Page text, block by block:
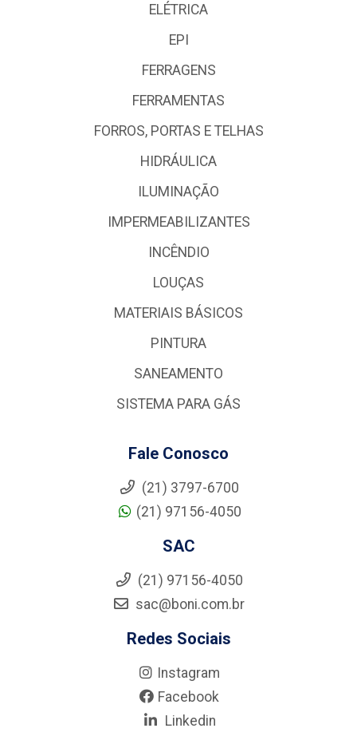
ELÉTRICA
EPI
FERRAGENS
FERRAMENTAS
FORROS, PORTAS E TELHAS
HIDRÁULICA
ILUMINAÇÃO
IMPERMEABILIZANTES
INCÊNDIO
LOUÇAS
MATERIAIS BÁSICOS
PINTURA
SANEAMENTO
SISTEMA PARA GÁS
Fale Conosco
(21) 3797-6700
(21) 97156-4050
SAC
(21) 97156-4050
sac@boni.com.br
Redes Sociais
Instagram
Facebook
Linkedin